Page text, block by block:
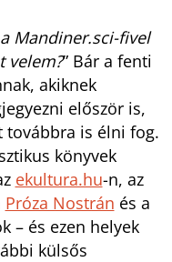
Mandiner.sci-fivel
velem?” Bár a fenti
akiknek
először is,
továbbra is élni fog.
könyvek
ekultura.hu-n, az
Próza Nostrán és a
– és ezen helyek
külsős